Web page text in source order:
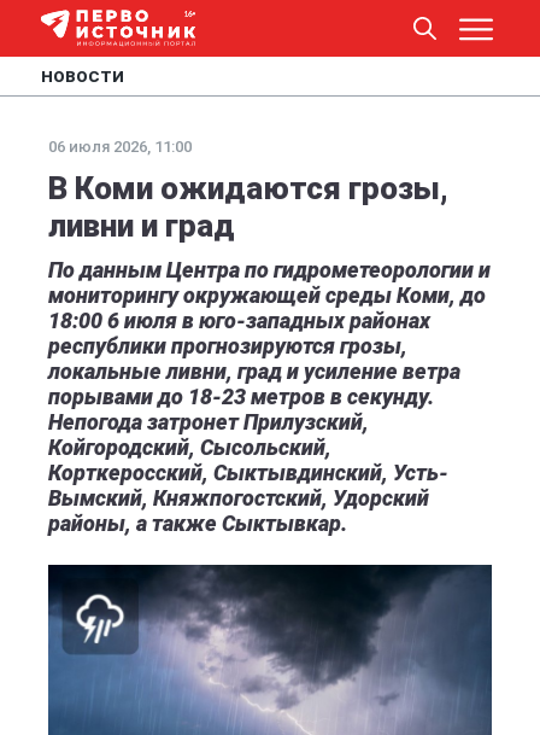
НОВОСТИ
06 июля 2026, 11:00
В Коми ожидаются грозы,
ливни и град
По данным Центра по гидрометеорологии и
мониторингу окружающей среды Коми, до
18:00 6 июля в юго-западных районах
республики прогнозируются грозы,
локальные ливни, град и усиление ветра
порывами до 18-23 метров в секунду.
Непогода затронет Прилузский,
Койгородский, Сысольский,
Корткеросский, Сыктывдинский, Усть-
Вымский, Княжпогостский, Удорский
районы, а также Сыктывкар.